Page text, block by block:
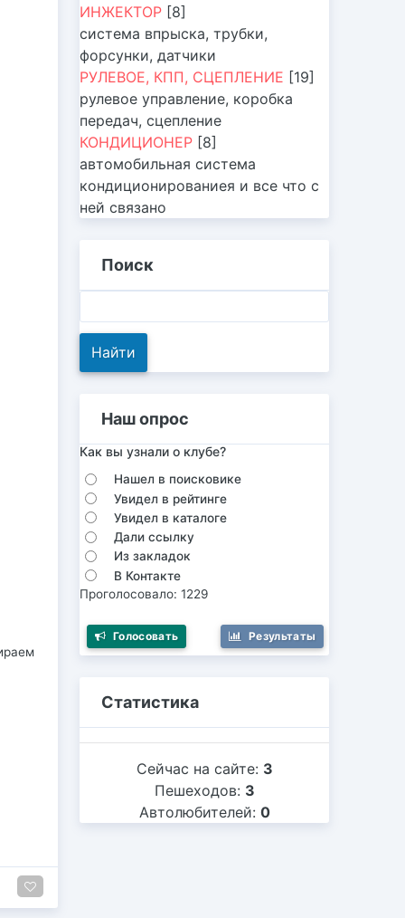
ИНЖЕКТОР [8]
система впрыска, трубки,
форсунки, датчики
РУЛЕВОЕ, КПП, СЦЕПЛЕНИЕ [19]
рулевое управление, коробка
передач, сцепление
КОНДИЦИОНЕР [8]
автомобильная система
кондиционированиея и все что с
ней связано
Поиск
Наш опрос
Как вы узнали о клубе?
Нашел в поисковике
Увидел в рейтинге
Увидел в каталоге
Дали ссылку
Из закладок
В Контакте
Проголосовало: 1229
Голосовать Результаты
Статистика
Сейчас на сайте: 3
Пешеходов: 3
Автолюбителей: 0